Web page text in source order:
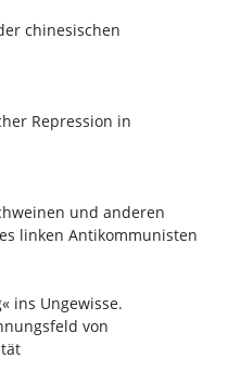
chinesischen
Repression in
und anderen
linken Antikommunisten
ins Ungewisse.
von